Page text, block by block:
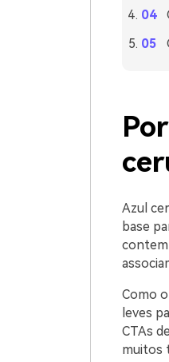
Azul
base
Como
leves
CTAs
muitos